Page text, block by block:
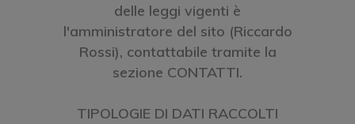
delle leggi vigenti è
l'amministratore del sito (Riccardo
Rossi), contattabile tramite la
sezione CONTATTI.
TIPOLOGIE DI DATI RACCOLTI